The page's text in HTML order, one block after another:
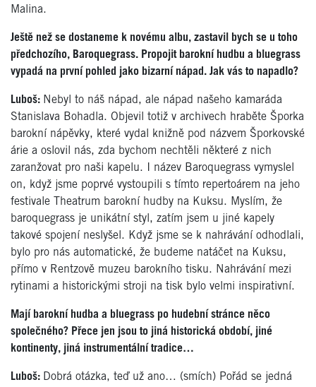
Malina.
Ještě než se dostaneme k novému albu, zastavil bych se u toho
předchozího, Baroquegrass. Propojit barokní hudbu a bluegrass
vypadá na první pohled jako bizarní nápad. Jak vás to napadlo?
Luboš: Nebyl to náš nápad, ale nápad našeho kamaráda
Stanislava Bohadla. Objevil totiž v archivech hraběte Šporka
barokní nápěvky, které vydal knižně pod názvem Šporkovské
árie a oslovil nás, zda bychom nechtěli některé z nich
zaranžovat pro naši kapelu. I název Baroquegrass vymyslel
on, když jsme poprvé vystoupili s tímto repertoárem na jeho
festivale Theatrum barokní hudby na Kuksu. Myslím, že
baroquegrass je unikátní styl, zatím jsem u jiné kapely
takové spojení neslyšel. Když jsme se k nahrávání odhodlali,
bylo pro nás automatické, že budeme natáčet na Kuksu,
přímo v Rentzově muzeu barokního tisku. Nahrávání mezi
rytinami a historickými stroji na tisk bylo velmi inspirativní.
Mají barokní hudba a bluegrass po hudební stránce něco
společného? Přece jen jsou to jiná historická období, jiné
kontinenty, jiná instrumentální tradice…
Luboš: Dobrá otázka, teď už ano… (smích) Pořád se jedná